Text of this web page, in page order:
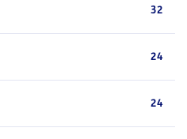
32
24
24